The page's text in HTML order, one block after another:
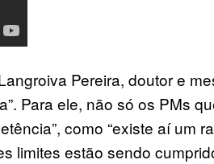
Pereira, doutor e
Para ele, não só os PMs
como “existe aí um
limites estão sendo